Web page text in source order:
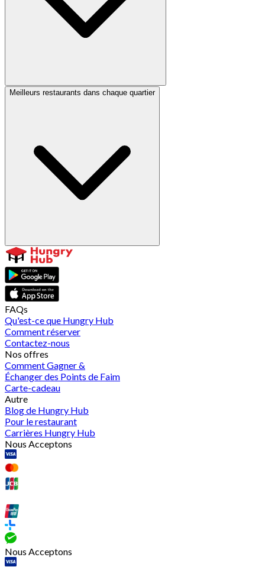
Meilleurs restaurants dans chaque quartier
FAQs
Qu'est-ce que Hungry Hub
Comment réserver
Contactez-nous
Nos offres
Comment Gagner &
Échanger des Points de Faim
Carte-cadeau
Autre
Blog de Hungry Hub
Pour le restaurant
Carrières Hungry Hub
Nous Acceptons
Nous Acceptons